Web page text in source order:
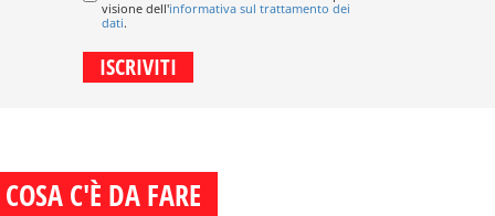
visione dell'informativa sul trattamento dei
dati.
COSA C'È DA FARE